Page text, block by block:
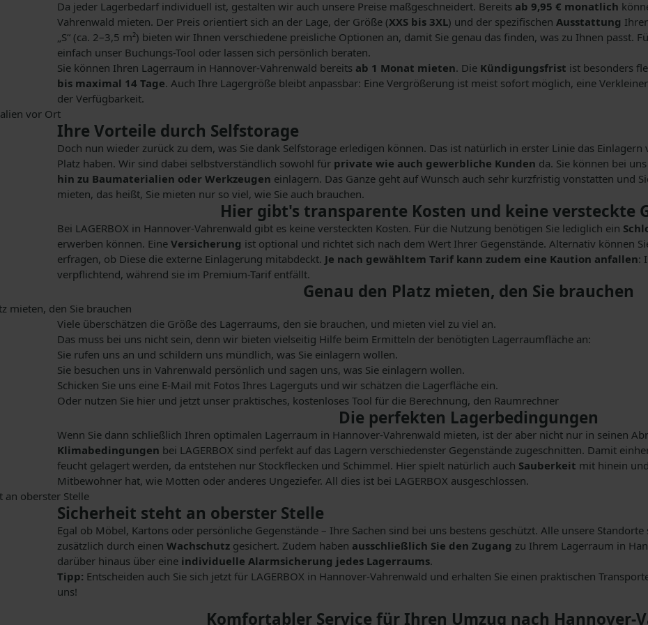
Da jeder Lagerbedarf individuell ist, gestalten wir auch unsere Preise maßgeschneidert. Bereits ab 9,95 € monatlich
Vahrenwald mieten. Der Preis orientiert sich an der Lage, der Größe (XXS bis 3XL) und der spezifischen Ausstattung
„S“ (ca. 2–3,5 m²) bieten wir Ihnen verschiedene preisliche Optionen an, damit Sie genau das finden, was zu Ihnen passt.
einfach unser Buchungs-Tool oder lassen sich persönlich beraten.
Sie können Ihren Lagerraum in Hannover-Vahrenwald bereits ab 1 Monat mieten. Die Kündigungsfrist ist besonders
bis maximal 14 Tage. Auch Ihre Lagergröße bleibt anpassbar: Eine Vergrößerung ist meist sofort möglich, eine
der Verfügbarkeit.
Ihre Vorteile durch Selfstorage
Doch nun wieder zurück zu dem, was Sie dank Selfstorage erledigen können. Das ist natürlich in erster Linie das
Platz haben. Wir sind dabei selbstverständlich sowohl für private wie auch gewerbliche Kunden da. Sie können bei
hin zu Baumaterialien oder Werkzeugen einlagern. Das Ganze geht auf Wunsch auch sehr kurzfristig vonstatten und
mieten, das heißt, Sie mieten nur so viel, wie Sie auch brauchen.
Hier gibt's transparente Kosten und keine versteckte
Bei LAGERBOX in Hannover-Vahrenwald gibt es keine versteckten Kosten. Für die Nutzung benötigen Sie lediglich ein
erwerben können. Eine Versicherung ist optional und richtet sich nach dem Wert Ihrer Gegenstände. Alternativ können
erfragen, ob Diese die externe Einlagerung mitabdeckt. Je nach gewähltem Tarif kann zudem eine Kaution anfallen:
verpflichtend, während sie im Premium-Tarif entfällt.
Genau den Platz mieten, den Sie brauchen
Viele überschätzen die Größe des Lagerraums, den sie brauchen, und mieten viel zu viel an.
Das muss bei uns nicht sein, denn wir bieten vielseitig Hilfe beim Ermitteln der benötigten Lagerraumfläche an:
Sie rufen uns an und schildern uns mündlich, was Sie einlagern wollen.
Sie besuchen uns in Vahrenwald persönlich und sagen uns, was Sie einlagern wollen.
Schicken Sie uns eine E-Mail mit Fotos Ihres Lagerguts und wir schätzen die Lagerfläche ein.
Oder nutzen Sie hier und jetzt unser praktisches, kostenloses Tool für die Berechnung, den Raumrechner
Die perfekten Lagerbedingungen
Wenn Sie dann schließlich Ihren optimalen Lagerraum in Hannover-Vahrenwald mieten, ist der aber nicht nur in seinen
Klimabedingungen bei LAGERBOX sind perfekt auf das Lagern verschiedenster Gegenstände zugeschnitten. Damit
feucht gelagert werden, da entstehen nur Stockflecken und Schimmel. Hier spielt natürlich auch Sauberkeit mit hinein
Mitbewohner hat, wie Motten oder anderes Ungeziefer. All dies ist bei LAGERBOX ausgeschlossen.
Sicherheit steht an oberster Stelle
Egal ob Möbel, Kartons oder persönliche Gegenstände – Ihre Sachen sind bei uns bestens geschützt. Alle unsere Standorte
zusätzlich durch einen Wachschutz gesichert. Zudem haben ausschließlich Sie den Zugang zu Ihrem Lagerraum in
darüber hinaus über eine individuelle Alarmsicherung jedes Lagerraums.
Tipp: Entscheiden auch Sie sich jetzt für LAGERBOX in Hannover-Vahrenwald und erhalten Sie einen praktischen
uns!
Komfortabler Service für Ihren Umzug nach Hannover-